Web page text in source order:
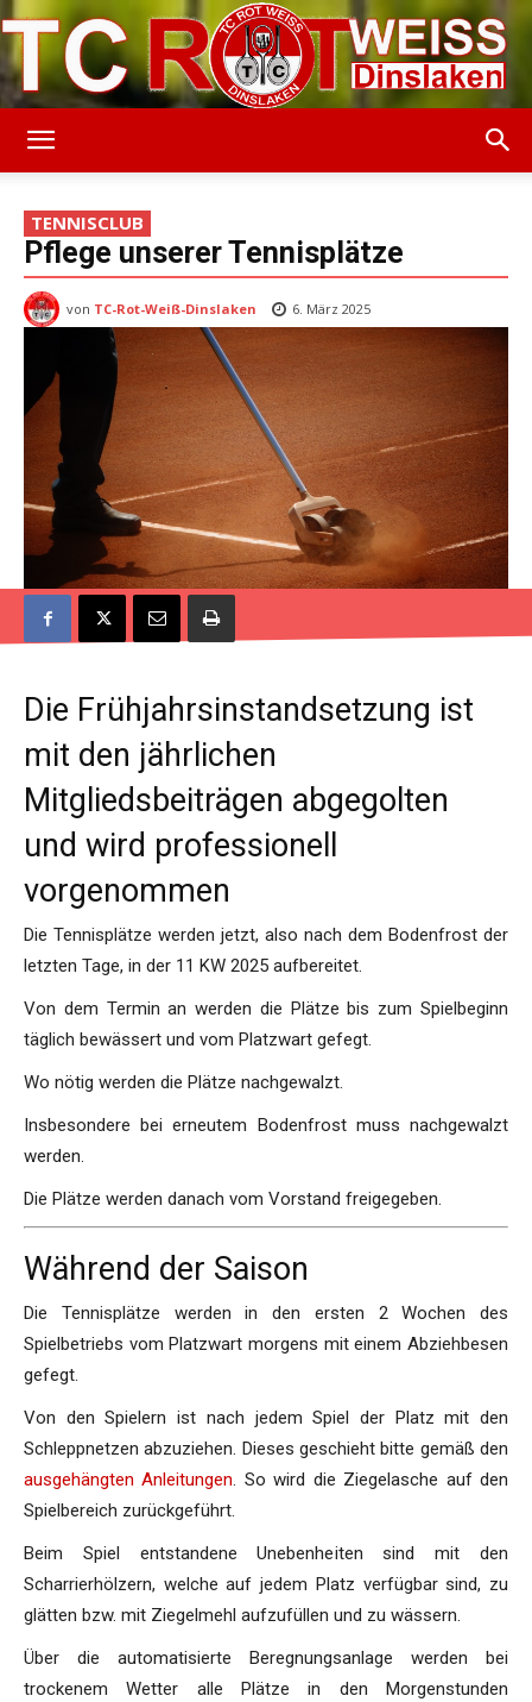
Rot-
Weiss
Dinslaken
TENNISCLUB
Pflege unserer Tennisplätze
von TC-Rot-Weiß-Dinslaken 6. März 2025
Die Frühjahrsinstandsetzung ist
mit den jährlichen
Mitgliedsbeiträgen abgegolten
und wird professionell
vorgenommen
Die Tennisplätze werden jetzt, also nach dem Bodenfrost der
letzten Tage, in der 11 KW 2025 aufbereitet.
Von dem Termin an werden die Plätze bis zum Spielbeginn
täglich bewässert und vom Platzwart gefegt.
Wo nötig werden die Plätze nachgewalzt.
Insbesondere bei erneutem Bodenfrost muss nachgewalzt
werden.
Die Plätze werden danach vom Vorstand freigegeben.
Während der Saison
Die Tennisplätze werden in den ersten 2 Wochen des
Spielbetriebs vom Platzwart morgens mit einem Abziehbesen
gefegt.
Von den Spielern ist nach jedem Spiel der Platz mit den
Schleppnetzen abzuziehen. Dieses geschieht bitte gemäß den
ausgehängten Anleitungen. So wird die Ziegelasche auf den
Spielbereich zurückgeführt.
Beim Spiel entstandene Unebenheiten sind mit den
Scharrierhölzern, welche auf jedem Platz verfügbar sind, zu
glätten bzw. mit Ziegelmehl aufzufüllen und zu wässern.
Über die automatisierte Beregnungsanlage werden bei
trockenem Wetter alle Plätze in den Morgenstunden